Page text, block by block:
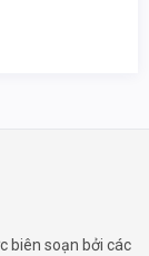
biên soạn bởi các